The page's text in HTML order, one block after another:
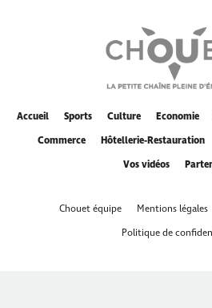
Accueil Sports Culture Economie
Commerce
Hôtellerie-Restauration
Vos vidéos
Chouet équipe Mentions légales
Politique de